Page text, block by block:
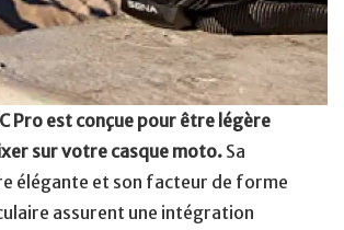
Pro est conçue pour être légère
sur votre casque moto. Sa
élégante et son facteur de forme
assurent une intégration